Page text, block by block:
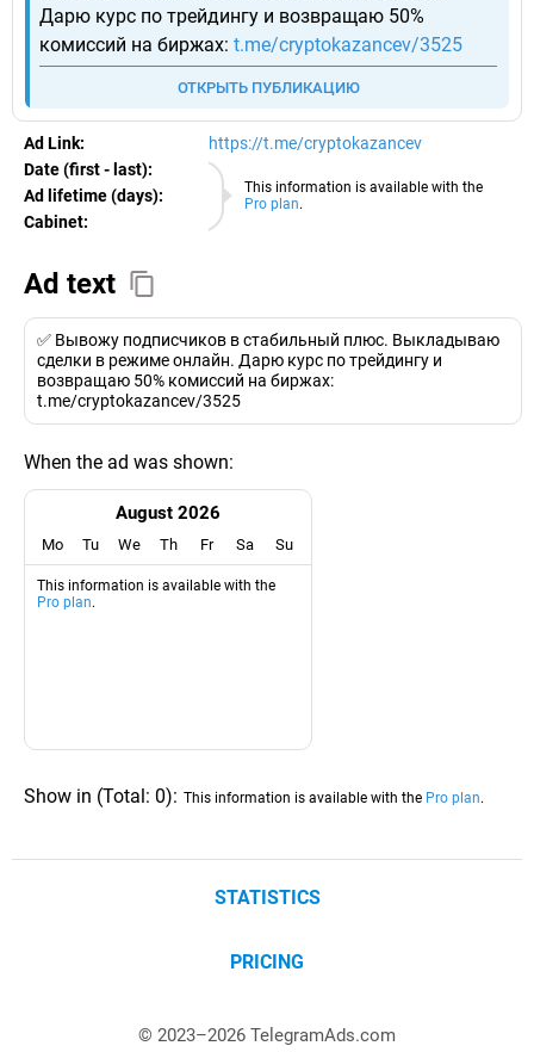
Дарю курс по трейдингу и возвращаю 50%
комиссий на биржах: t.me/cryptokazancev/3525
ОТКРЫТЬ ПУБЛИКАЦИЮ
Ad Link: https://t.me/cryptokazancev
This information is available with the
Pro plan.
Date (first - last):
07.08.2026
Ad lifetime (days):
Cabinet:
EURO
Ad text
✅ Вывожу подписчиков в стабильный плюс. Выкладываю
сделки в режиме онлайн. Дарю курс по трейдингу и
возвращаю 50% комиссий на биржах:
t.me/cryptokazancev/3525
When the ad was shown:
August 2026
Mo Tu We Th Fr Sa Su
This information is available with the
Pro plan.
Show in (Total: 0): This information is available with the Pro plan.
STATISTICS
PRICING
© 2023–2026 TelegramAds.com